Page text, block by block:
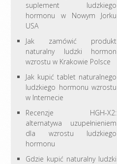
suplement ludzkiego
hormonu w Nowym Jorku
USA
Jak zamówić produkt
naturalny ludzki hormon
wzrostu w Krakowie Polsce
Jak kupić tablet naturalnego
ludzkiego hormonu wzrostu
w Internecie
Recenzje HGH-X2:
alternatywa uzupełnieniem
dla wzrostu ludzkiego
hormonu
Gdzie kupić naturalny ludzki